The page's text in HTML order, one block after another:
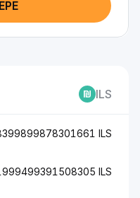
ILS
ILS
ILS